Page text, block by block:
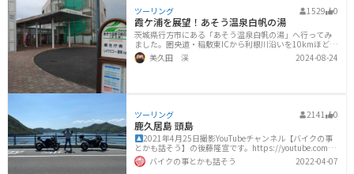
ね。写真に写っている「キッチンニューほしの」は、カツカレーで有名なお店です。なお
大宮市場は青果市場と海鮮市場に分かツーリング 1529 0
霞ケ浦を展望！あそう温泉白帆の湯
茨城県行方市にある「あそう温泉白帆の湯」へ行ってみ
ました。圏央道・稲敷東ICから利根川沿いを10kmほど快
走、国道51号線に入って田園風景の中を約5km、国道35
5号で約4kmのんびり走ると案内表示が見えてきます。広
は地場産品販売をしている「コテラスマルシェ」です。
お年寄りと思しき方達が結構集まってきていました。 中
庭には足湯がありました。足湯は無料のようです。温泉
の入り口はこんな感じ。建物はちょっと古い感じです
が、内
美久田 渓 2024-08-24
ツーリング 2141 0
鹿久居島 頭島
2021年4月25日撮影YouTubeチャンネル【バイクの事
とかも話そう】の後藤隆宣です。https://youtube.com/c
hannel/UCfI4HNboaH5WQwXaDgtHxaA【備前♡日生大
橋】というハイセンスな名前の橋を越えた先にある島。
バイクの事とかも話そう 2022-04-07